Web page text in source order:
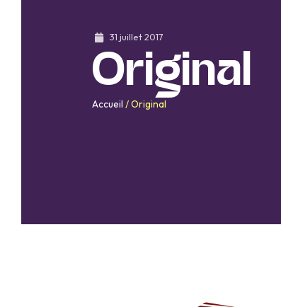
31 juillet 2017
Original
Accueil /Original